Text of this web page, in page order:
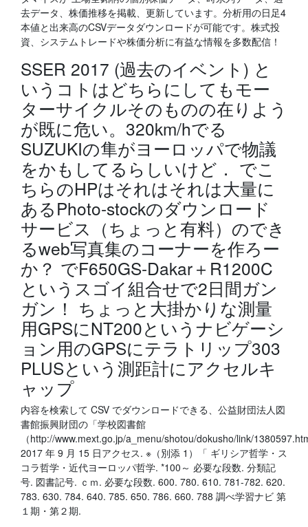
去データ、株価推移を掲載、更新しています。分析用の日足4
本値と出来高のCSVデータダウンロードが可能です。株式投
資、システムトレードや株価分析に有益な情報を多数配信！
SSER 2017 (過去のイベント) と
いうコトはどちらにしてもモー
ターサイクルそのものの在りよう
が既に危い。320km/hでる
SUZUKIの隼がヨーロッパで物議
をかもしてるらしいけど． でこ
ちらのHPはそれはそれは大量に
あるPhoto-stockのダウンロード
サービス（ちょっと有料）のでき
るweb写真集のコーナーを作ろー
か？ でF650GS-Dakar＋R1200C
というスゴイ組合せで2日間ガン
ガン！ ちょっと大掛かりな測量
用GPSにNT200というナビゲーシ
ョン用のGPSにテラトリップ303
PLUSという測距計にアクセルキ
ャップ
内容を検索して CSV でダウンロードできる、公益財団法人図
書館振興財団の「学校図書館
（http://www.mext.go.jp/a_menu/shotou/dokusho/link/
2017 年 9 月 15 日アクセス. ※（別添 1）「 ギリシア哲学・ス
コラ哲学・近代ヨーロッパ哲学. *100～ 必要な段数. 分類記
号. 図書記号. ｃｍ. 必要な段数. 600. 780. 610. 781-782. 620.
783. 630. 784. 640. 785. 650. 786. 660. 788 調べ学習ナビ 第
１期・第２期.